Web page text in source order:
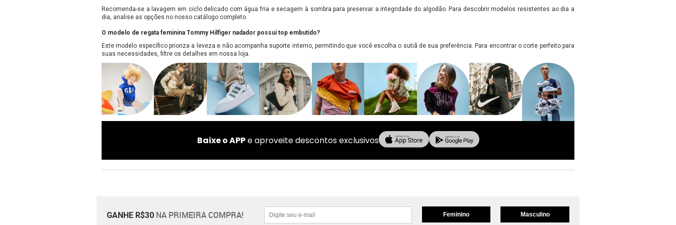
Recomenda-se a lavagem em ciclo delicado com água fria e secagem à sombra para preservar a integridade do algodão. Para descobrir modelos resistentes ao dia a
dia, analise as opções no nosso catálogo completo.
O modelo de regata feminina Tommy Hilfiger nadador possui top embutido?
Este modelo específico prioriza a leveza e não acompanha suporte interno, permitindo que você escolha o sutiã de sua preferência. Para encontrar o corte perfeito para
suas necessidades, filtre os detalhes em nossa loja.
Baixe o APPe aproveite descontos exclusivos
GANHE R$30 NA PRIMEIRA COMPRA! Feminino Masculino